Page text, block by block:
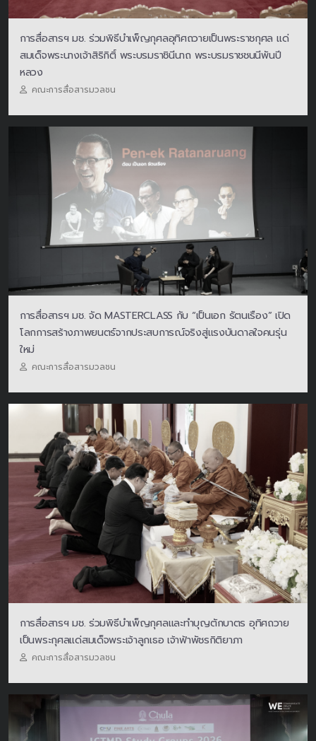
การสื่อสารฯ มช. ร่วมพิธีบำเพ็ญกุศลอุทิศถวายเป็นพระราชกุศล แด่
สมเด็จพระนางเจ้าสิริกิติ์ พระบรมราชินีนาถ พระบรมราชชนนีพันปี
หลวง
คณะการสื่อสารมวลชน
การสื่อสารฯ มช. จัด MASTERCLASS กับ “เป็นเอก รัตนเรือง” เปิด
โลกการสร้างภาพยนตร์จากประสบการณ์จริงสู่แรงบันดาลใจคนรุ่น
ใหม่
คณะการสื่อสารมวลชน
การสื่อสารฯ มช. ร่วมพิธีบำเพ็ญกุศลและทำบุญตักบาตร อุทิศถวาย
เป็นพระกุศลแด่สมเด็จพระเจ้าลูกเธอ เจ้าฟ้าพัชรกิติยาภา
คณะการสื่อสารมวลชน